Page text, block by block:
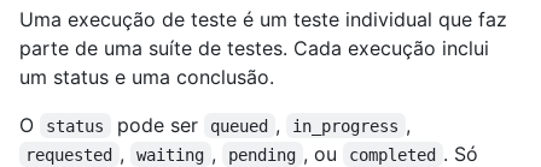
Uma execução de teste é um teste individual que faz
parte de uma suíte de testes. Cada execução inclui
um status e uma conclusão.
O
status pode ser queued , in_progress ,
requested , waiting , pending , ou completed . Só